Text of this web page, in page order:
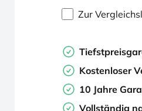
Zur
Kostenloser
10 Jahre
Vollständig